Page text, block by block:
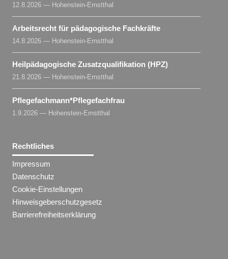
12.8.2026 — Hohenstein-Ernstthal
Arbeitsrecht für pädagogische Fachkräfte
14.8.2026 — Hohenstein-Ernstthal
Heilpädagogische Zusatzqualifikation (HPZ)
21.8.2026 — Hohenstein-Ernstthal
Pflegefachmann​*Pflegefachfrau
1.9.2026 — Hohenstein-Ernstthal
Rechtliches
Impressum
Datenschutz
Cookie-Einstellungen
Hinweisgeberschutzgesetz
Barrierefreiheitserklärung